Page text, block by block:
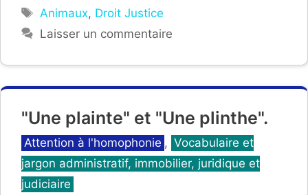
Étiquettes
Animaux, Droit Justice
Laisser un commentaire
"Une plainte" et "Une plinthe".
Catégories
Attention à l'homophonie , Vocabulaire et
jargon administratif, immobilier, juridique et
judiciaire